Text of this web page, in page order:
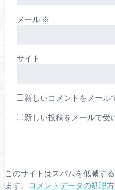
メール ※
サイト
新しいコメントをメール
新しい投稿をメールで受
このサイトはスパムを低減す
ます。
コメントデータの処理